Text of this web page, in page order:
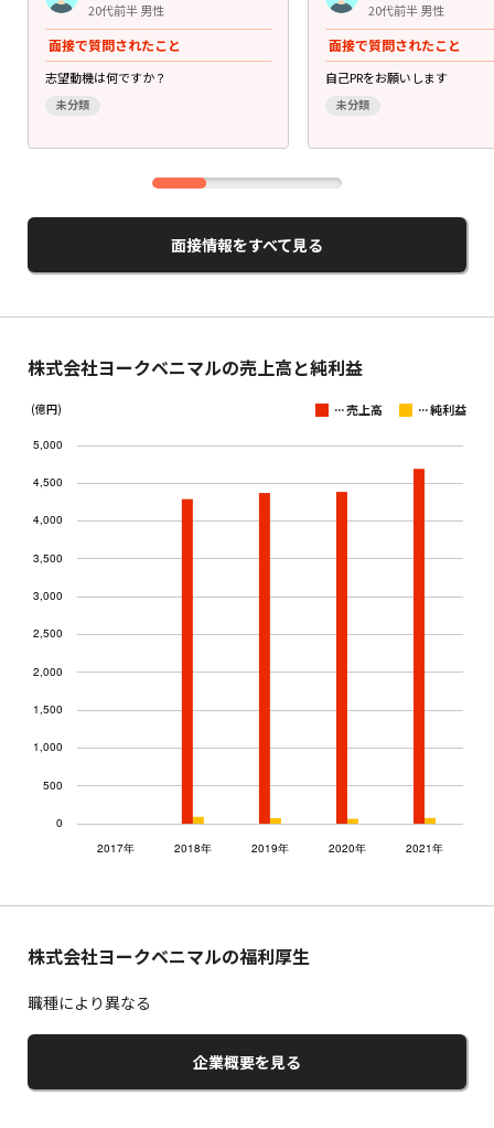
20代前半 男性
面接で質問されたこと
志望動機は何ですか？
未分類
20代前半 男性
面接で質問されたこと
自己PRをお願いします
未分類
面接情報をすべて見る
株式会社ヨークベニマルの売上高と純利益
(億円) ...売上高 ...純利益
株式会社ヨークベニマルの福利厚生
職種により異なる
企業概要を見る